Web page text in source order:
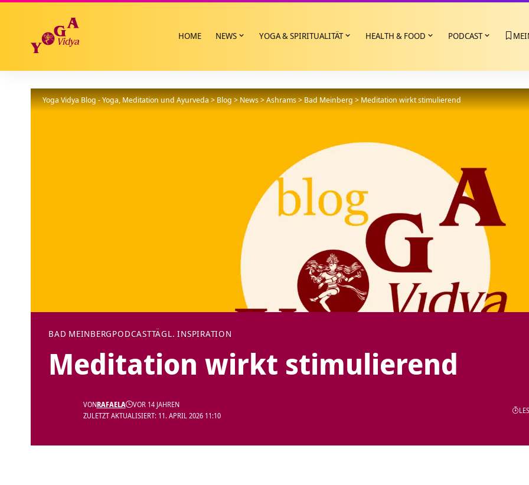
HOME NEWS YOGA & SPIRITUALITÄT HEALTH & FOOD PODCAST
Yoga Vidya Blog - Yoga, Meditation und Ayurveda>Blog>News>Ashrams>Bad Meinberg>Meditation wirkt stimulierend
BAD MEINBERGPODCASTTÄGL. INSPIRATION
Meditation wirkt stimulierend
ZULETZT AKTUALISIERT: 11. APRIL 2026 11:10
VONRAFAELA VOR 14 JAHREN